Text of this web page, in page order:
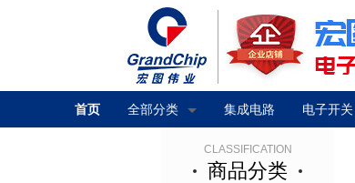
首页 全部分类 集成电路 电子开关
CLASSIFICATION
商品分类